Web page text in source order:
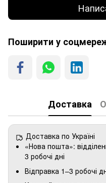
Поширити у
Доставка
Доставка по Україні
«Нова пошта»:
3 робочі дні
Відправка 1–3 робочі